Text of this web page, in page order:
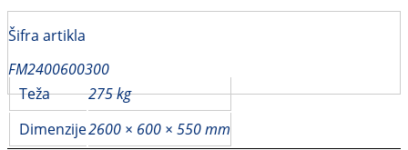
Šifra artikla
FM2400600300
Teža
275 kg
Dimenzije2600 × 600 × 550 mm